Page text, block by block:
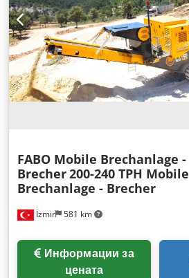
İzmir 581 km
FABO Mobile Brechanlage -
Brecher200-240 TPH Mobile
Brechanlage - Brecher
цената